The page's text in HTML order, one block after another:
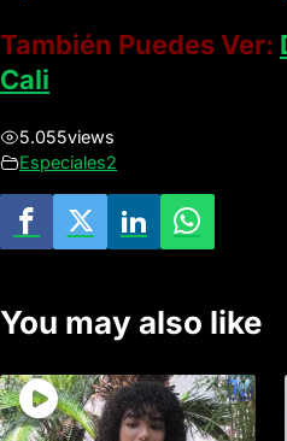
También Puedes Ver:
Cali
5.055views
Especiales2
You may also like